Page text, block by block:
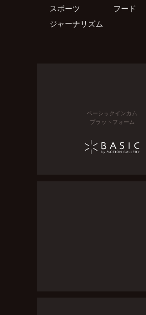
スポーツ
フード
ジャーナリズム
ベーシックインカム
プラットフォーム